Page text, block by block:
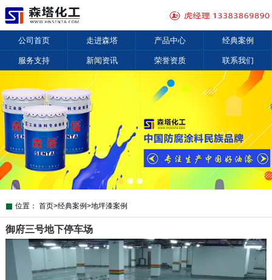
公司首页 走进森塔 产品中心 经典案例
服务支持 新闻资讯 荣誉资质 联系我们
位置： 首页>经典案例>地坪漆案例
御府三号地下停车场